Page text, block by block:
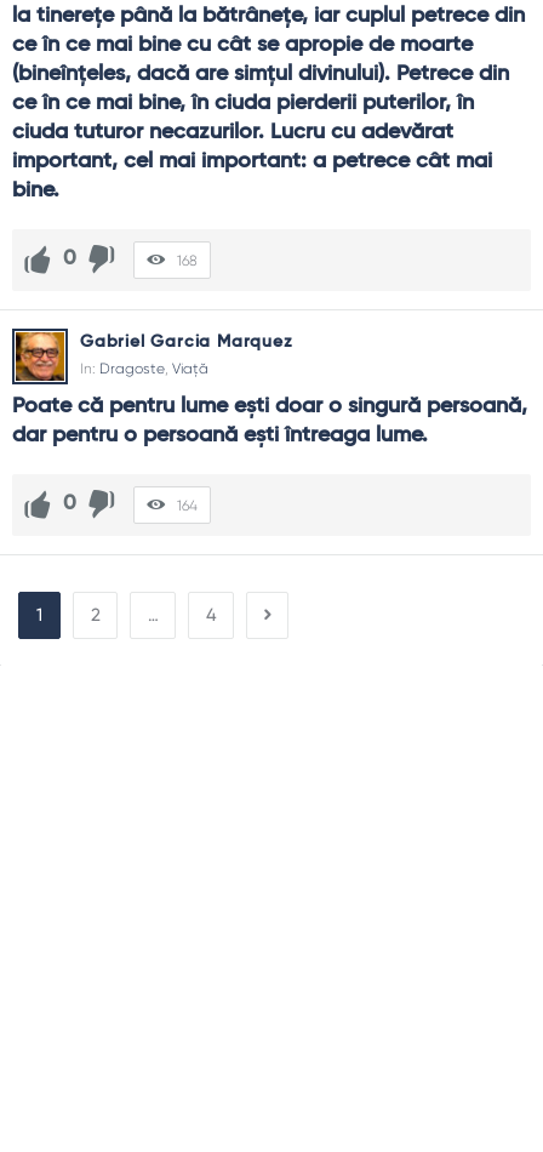
la tinerețe până la bătrânețe, iar cuplul petrece din
ce în ce mai bine cu cât se apropie de moarte
(bineînțeles, dacă are simțul divinului). Petrece din
ce în ce mai bine, în ciuda pierderii puterilor, în
ciuda tuturor necazurilor. Lucru cu adevărat
important, cel mai important: a petrece cât mai
bine.
0 168
Gabriel Garcia Marquez
In: Dragoste, Viață
Poate că pentru lume ești doar o singură persoană,
dar pentru o persoană ești întreaga lume.
0 164
1 2 … 4